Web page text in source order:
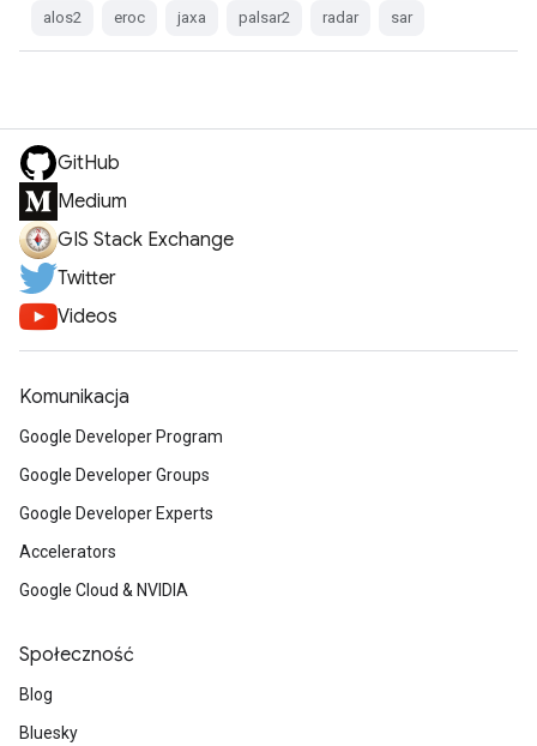
alos2 eroc jaxa palsar2 radar sar
GitHub
Medium
GIS Stack Exchange
Twitter
Videos
Komunikacja
Google Developer Program
Google Developer Groups
Google Developer Experts
Accelerators
Google Cloud & NVIDIA
Społeczność
Blog
Bluesky